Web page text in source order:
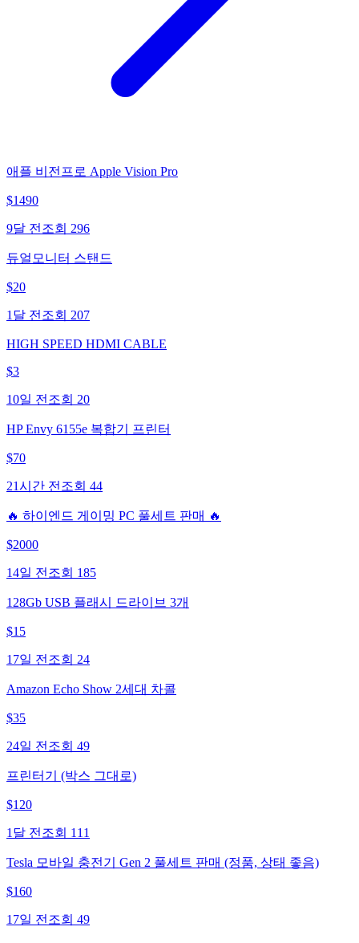
애플 비전프로 Apple Vision Pro
$1490
9달 전 조회 296
듀얼모니터 스탠드
$20
1달 전 조회 207
HIGH SPEED HDMI CABLE
$3
10일 전 조회 20
HP Envy 6155e 복합기 프린터
$70
21시간 전 조회 44
🔥 하이엔드 게이밍 PC 풀세트 판매 🔥
$2000
14일 전 조회 185
128Gb USB 플래시 드라이브 3개
$15
17일 전 조회 24
Amazon Echo Show 2세대 차콜
$35
24일 전 조회 49
프린터기 (박스 그대로)
$120
1달 전 조회 111
Tesla 모바일 충전기 Gen 2 풀세트 판매 (정품, 상태 좋음)
$160
17일 전 조회 49